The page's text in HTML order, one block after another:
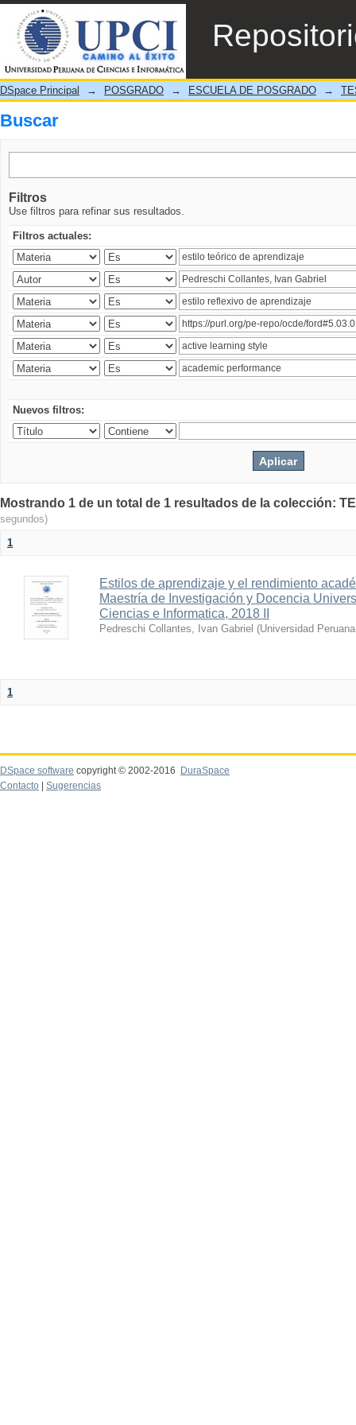
Buscar
DSpace Principal → POSGRADO → ESCUELA DE POSGRADO →
Buscar
Filtros
Use filtros para refinar sus resultados.
Filtros actuales:
Nuevos filtros:
Mostrando 1 de un total de 1 resultados de la colección:
segundos)
1
Estilos de aprendizaje y el rendimiento
Maestría de Investigación y Docencia
Ciencias e Informatica, 2018 II
Pedreschi Collantes, Ivan Gabriel (Universidad
1
DSpace software copyright © 2002-2016
DuraSpace
Contacto
Sugerencias